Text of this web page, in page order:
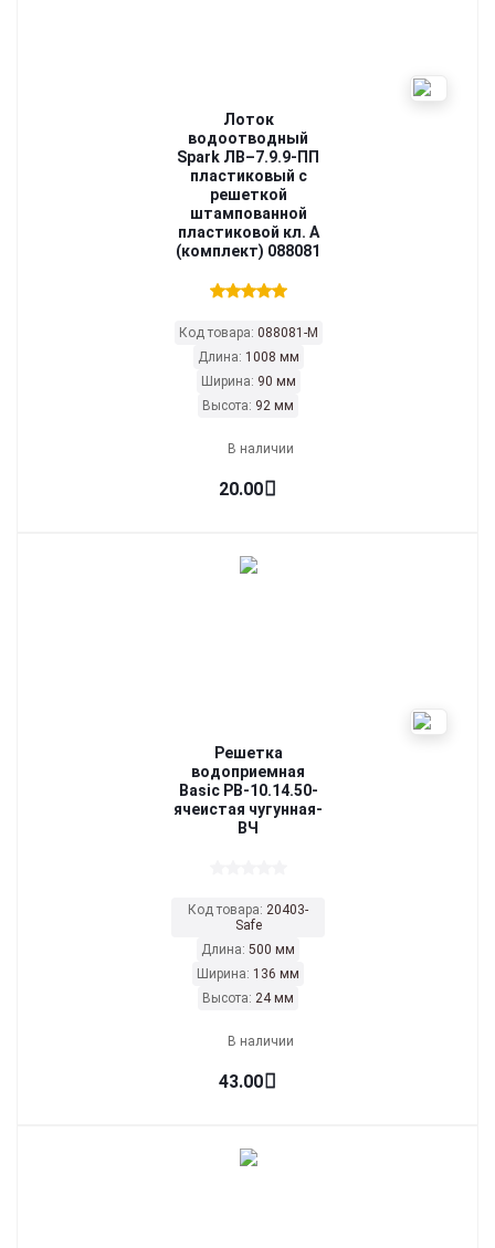
Лоток
водоотводный
Spark ЛВ–7.9.9-ПП
пластиковый с
решеткой
штампованной
пластиковой кл. А
(комплект) 088081
Код товара: 088081-М
Длина: 1008 мм
Ширина: 90 мм
Высота: 92 мм
В наличии
20.00
Решетка
водоприемная
Basic РВ-10.14.50-
ячеистая чугунная-
ВЧ
Код товара: 20403-
Safe
Длина: 500 мм
Ширина: 136 мм
Высота: 24 мм
В наличии
43.00